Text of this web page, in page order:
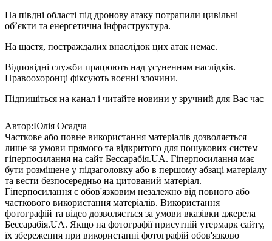
На півдні області під дронову атаку потрапили цивільні
об’єкти та енергетична інфраструктура.
На щастя, постраждалих внаслідок цих атак немає.
Відповідні служби працюють над усуненням наслідків.
Правоохоронці фіксують воєнні злочини.
Підпишіться на канал і читайте новини у зручний для Вас час
Автор:Юлія Осадча
Часткове або повне використання матеріалів дозволяється
лише за умови прямого та відкритого для пошукових систем
гіперпосилання на сайт Бессарабія.UA. Гіперпосилання має
бути розміщене у підзаголовку або в першому абзаці матеріалу
та вести безпосередньо на цитований матеріал.
Гіперпосилання є обов'язковим незалежно від повного або
часткового використання матеріалів. Використання
фотографій та відео дозволяється за умови вказівки джерела
Бессарабія.UA. Якщо на фотографії присутній утермарк сайту,
їх збереження при використанні фотографій обов'язково